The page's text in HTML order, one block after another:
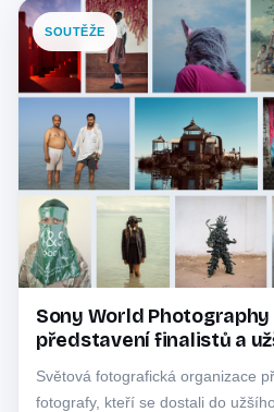
SOUTĚŽE
Sony World
představení finalistů a
Světová fotografická organizace
fotografy, kteří se dostali do